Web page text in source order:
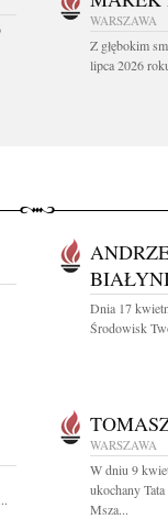
WARSZAWA
Z głębokim
lipca 2026
Dnia 17
Środowisk
WARSZAWA
W dniu 9
ukochany
Msza...